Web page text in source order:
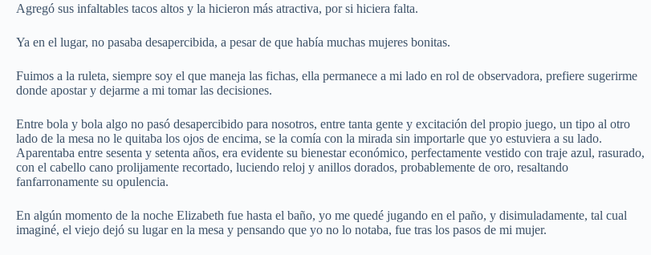
Agregó sus infaltables tacos altos y la hicieron más atractiva, por si hiciera falta.
Ya en el lugar, no pasaba desapercibida, a pesar de que había muchas mujeres bonitas.
Fuimos a la ruleta, siempre soy el que maneja las fichas, ella permanece a mi lado en rol de observadora, prefiere sugerirme
donde apostar y dejarme a mi tomar las decisiones.
Entre bola y bola algo no pasó desapercibido para nosotros, entre tanta gente y excitación del propio juego, un tipo al otro
lado de la mesa no le quitaba los ojos de encima, se la comía con la mirada sin importarle que yo estuviera a su lado.
Aparentaba entre sesenta y setenta años, era evidente su bienestar económico, perfectamente vestido con traje azul, rasurado,
con el cabello cano prolijamente recortado, luciendo reloj y anillos dorados, probablemente de oro, resaltando
fanfarronamente su opulencia.
En algún momento de la noche Elizabeth fue hasta el baño, yo me quedé jugando en el paño, y disimuladamente, tal cual
imaginé, el viejo dejó su lugar en la mesa y pensando que yo no lo notaba, fue tras los pasos de mi mujer.